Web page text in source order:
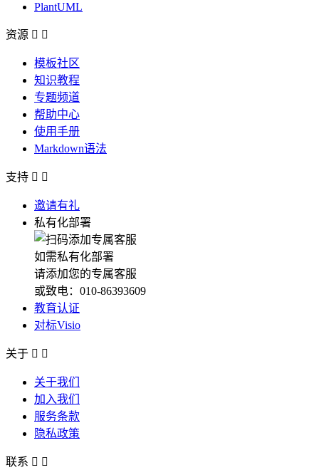
PlantUML
资源  
模板社区
知识教程
专题频道
帮助中心
使用手册
Markdown语法
支持  
邀请有礼
私有化部署
如需私有化部署
请添加您的专属客服
或致电：010-86393609
教育认证
对标Visio
关于  
关于我们
加入我们
服务条款
隐私政策
联系  